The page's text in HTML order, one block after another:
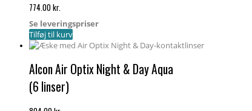
774.00kr.
Se leveringspriser
Tilføj til kurv
Alcon Air Optix Night & Day Aqua
(6 linser)